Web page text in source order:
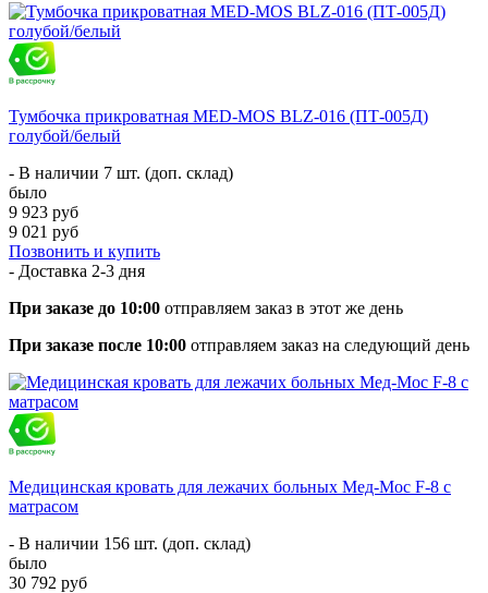
Тумбочка прикроватная MED-MOS BLZ-016 (ПТ-005Д)
голубой/белый
- В наличии 7 шт. (доп. склад)
было
9 923 руб
9 021 руб
Позвонить и купить
- Доставка 2-3 дня
При заказе до 10:00 отправляем заказ в этот же день
При заказе после 10:00 отправляем заказ на следующий день
Медицинская кровать для лежачих больных Мед-Мос F-8 с
матрасом
- В наличии 156 шт. (доп. склад)
было
30 792 руб